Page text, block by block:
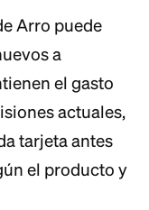
Arro puede
a
el gasto
actuales,
tarjeta antes
el producto y